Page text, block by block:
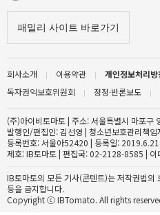
회사소개 이용약관 개인정보처리방
독자권익보호위원회
정정·반론보도
(주)아이비토마토 | 주소: 서울특별시 마포구
발행인/편집인: 김선영 | 청소년보호관리책임
등록번호: 서울아52420 | 등록일:
제호: IB토마토 | 편집국: 02-2128-8585 |
IB토마토의 모든 기사(콘텐트)는 저작권법의
등을 금지합니다.
Copyright ⓒ IBTomato. All rights